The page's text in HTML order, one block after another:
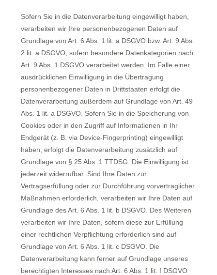
Sofern Sie in die Datenverarbeitung eingewilligt haben,
verarbeiten wir Ihre personenbezogenen Daten auf
Grundlage von Art. 6 Abs. 1 lit. a DSGVO bzw. Art. 9 Abs.
2 lit. a DSGVO, sofern besondere Datenkategorien nach
Art. 9 Abs. 1 DSGVO verarbeitet werden. Im Falle einer
ausdrücklichen Einwilligung in die Übertragung
personenbezogener Daten in Drittstaaten erfolgt die
Datenverarbeitung außerdem auf Grundlage von Art. 49
Abs. 1 lit. a DSGVO. Sofern Sie in die Speicherung von
Cookies oder in den Zugriff auf Informationen in Ihr
Endgerät (z. B. via Device-Fingerprinting) eingewilligt
haben, erfolgt die Datenverarbeitung zusätzlich auf
Grundlage von § 25 Abs. 1 TTDSG. Die Einwilligung ist
jederzeit widerrufbar. Sind Ihre Daten zur
Vertragserfüllung oder zur Durchführung vorvertraglicher
Maßnahmen erforderlich, verarbeiten wir Ihre Daten auf
Grundlage des Art. 6 Abs. 1 lit. b DSGVO. Des Weiteren
verarbeiten wir Ihre Daten, sofern diese zur Erfüllung
einer rechtlichen Verpflichtung erforderlich sind auf
Grundlage von Art. 6 Abs. 1 lit. c DSGVO. Die
Datenverarbeitung kann ferner auf Grundlage unseres
berechtigten Interesses nach Art. 6 Abs. 1 lit. f DSGVO